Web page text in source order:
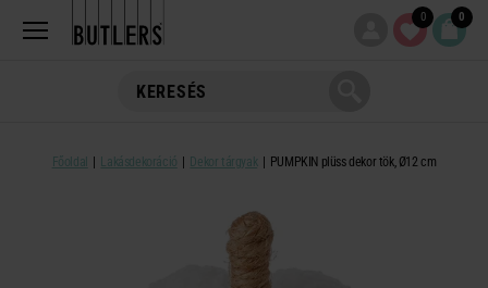
0 0
Főoldal Lakásdekoráció Dekor tárgyak PUMPKIN plüss dekor tök, Ø12 cm